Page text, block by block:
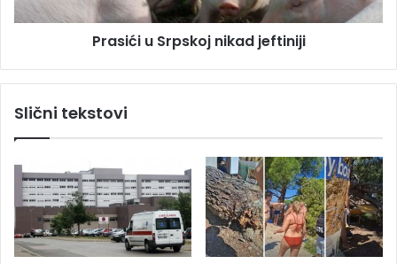
p
d
a
b
e
z
S
o
a
d
j
Prasići u Srpskoj nikad jeftiniji
Slični tekstovi